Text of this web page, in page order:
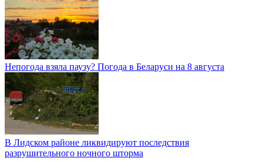
Непогода взяла паузу? Погода в Беларуси на 8 августа
В Лидском районе ликвидируют последствия
разрушительного ночного шторма